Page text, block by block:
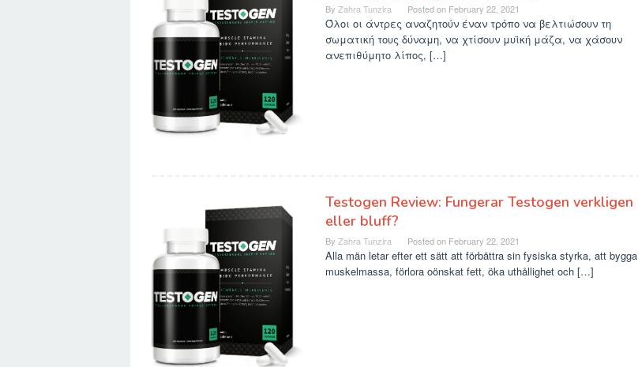
By Zahra Tunzira Posted on February 22, 2021
Όλοι οι άντρες αναζητούν έναν τρόπο να βελτιώσουν τη
σωματική τους δύναμη, να χτίσουν μυϊκή μάζα, να χάσουν
ανεπιθύμητο λίπος, […]
Testogen Review: Fungerar Testogen verkligen
eller bluff?
By Zahra Tunzira Posted on February 22, 2021
Alla män letar efter ett sätt att förbättra sin fysiska styrka, att bygga
muskelmassa, förlora oönskat fett, öka uthållighet och […]